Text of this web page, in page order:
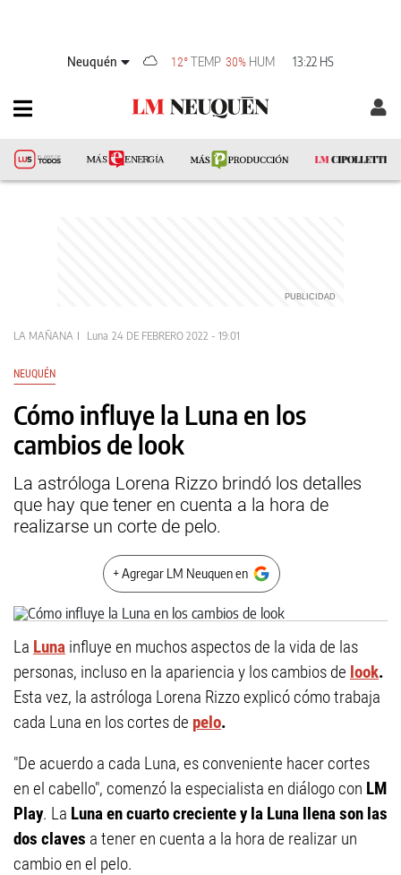
Neuquén 12°TEMP 30% HUM 13:22 HS
LA MAÑANA Luna 24 DE FEBRERO 2022 - 19:01
NEUQUÉN
Cómo influye la Luna en los
cambios de look
La astróloga Lorena Rizzo brindó los detalles
que hay que tener en cuenta a la hora de
realizarse un corte de pelo.
+ Agregar LM Neuquen en
La Luna influye en muchos aspectos de la vida de las
personas, incluso en la apariencia y los cambios de look.
Esta vez, la astróloga Lorena Rizzo explicó cómo trabaja
cada Luna en los cortes de pelo.
"De acuerdo a cada Luna, es conveniente hacer cortes
en el cabello", comenzó la especialista en diálogo con LM
Play. La Luna en cuarto creciente y la Luna llena son las
dos claves a tener en cuenta a la hora de realizar un
cambio en el pelo.